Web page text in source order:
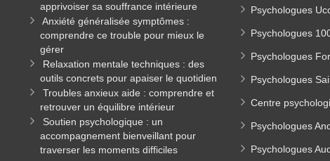
apprivoiser sa souffrance intérieure
Anxiété généralisée symptômes :
comprendre ce trouble pour mieux le
gérer
Relaxation mentale techniques : des
outils concrets pour apaiser le quotidien
Troubles anxieux aide : comprendre et
retrouver un équilibre intérieur
Soutien psychologique : un
accompagnement bienveillant pour
traverser les moments difficiles
Psychologues
Psychologues
Psychologues
Psychologues
Centre
Psychologues
Psychologues